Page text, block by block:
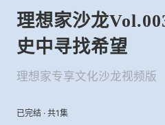
理想家沙龙
史中寻找希望
理想家专享文化沙龙视频版
已完结 · 共1集